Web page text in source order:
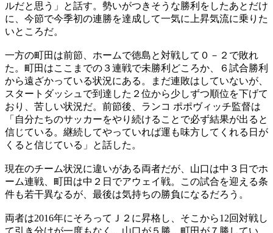
ルだと思う」と話す。勢いがつきそうな勝利をしたあとだけ
に、今節で今季初の連勝を達成して一気に上昇気流に乗りた
いところだ。
一方の町田は前節、ホームで徳島と対戦して０－２で敗れ
た。町田はここまでの３連戦で未勝利どころか、６試合勝利
から遠ざかっている状況にある。まだ連敗はしていないが、
スタートダッシュで到達した２位から少しずつ順位を下げて
おり、苦しい状況だ。前節後、ランコ ポポヴィッチ監督は
「自分たちのサッカーをやり続けることで必ず結果が出ると
信じている。継続してやっていれば運も味方してくれる日が
くると信じている」と話した。
現在のチーム状況に違いがある両者だが、山口は中３日でホ
ーム連戦、町田は中２日でアウェイ戦。この試合を迎える条
件も若干異なるが、最後は気持ちの勝負になるだろう。
両者は2016年にそろってＪ２に昇格し、そこから12回対戦し